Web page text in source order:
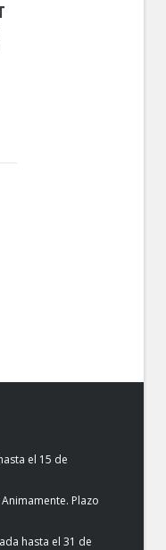
el 15 de
Plazo
hasta el 31 de